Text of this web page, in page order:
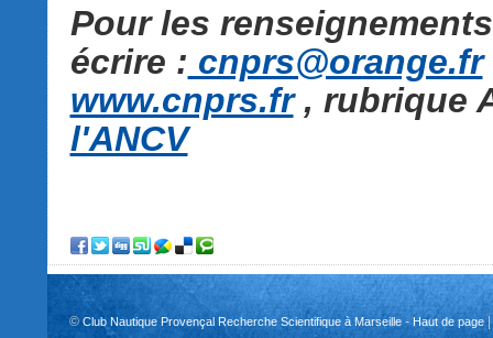
Pour les
écrire : cnprs@orange.fr
www.cnprs.fr, rubrique
l'ANCV
© Club Nautique Provençal Recherche Scientifique à Marseille- Haut de page|